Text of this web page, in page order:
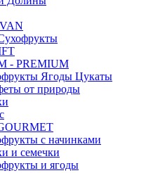
PREMIUM
Ягоды Цукаты
от природы
с начинками
и семечки
и ягоды